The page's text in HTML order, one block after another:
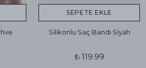
SEPETE EKLE
Silikonlu Saç Bandı Siyah
₺ 119.99